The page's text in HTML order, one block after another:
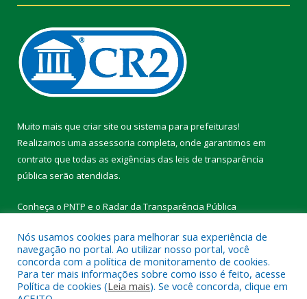
Muito mais que criar site ou sistema para prefeituras!
Realizamos uma assessoria completa, onde garantimos em
contrato que todas as exigências das leis de transparência
pública serão atendidas.
Conheça o PNTP e o Radar da Transparência Pública
Todos os direitos reservados a Prefeitura Municipal de Vitória do
Xingu.
Nós usamos cookies para melhorar sua experiência de
navegação no portal. Ao utilizar nosso portal, você
concorda com a política de monitoramento de cookies.
Para ter mais informações sobre como isso é feito, acesse
Política de cookies (Leia mais). Se você concorda, clique em